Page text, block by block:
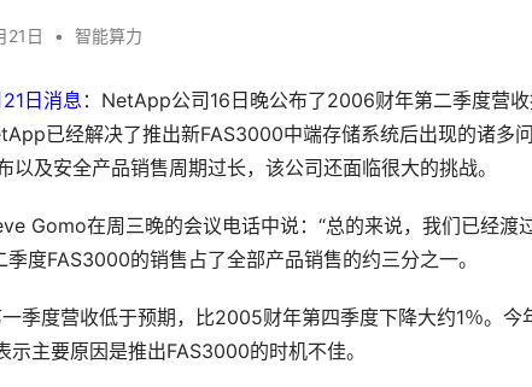
21日 • 智能算力
日消息 ：NetApp公司16日晚公布了2006财年第二季度营
已经解决了推出新FAS3000中端存储系统后出现的诸多
以及安全产品销售周期过长，该公司还面临很大的挑战。
Gomo在周三晚的会议电话中说：“总的来说，我们已经渡
度FAS3000的销售占了全部产品销售的约三分之一。
度营收低于预期，比2005财年第四季度下降大约1％。今
主要原因是推出FAS3000的时机不佳。